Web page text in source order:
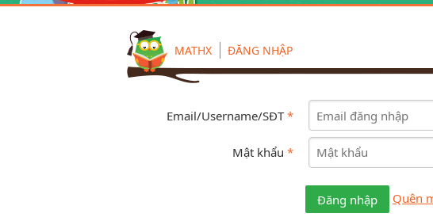
MATHX ĐĂNG NHẬP
Email/Username/SĐT*
Mật khẩu *
Đăng nhập Quên